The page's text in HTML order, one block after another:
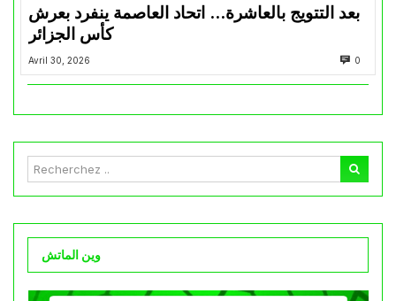
بعد التتويج بالعاشرة… اتحاد العاصمة ينفرد بعرش
كأس الجزائر
Avril 30, 2026 0
وين الماتش